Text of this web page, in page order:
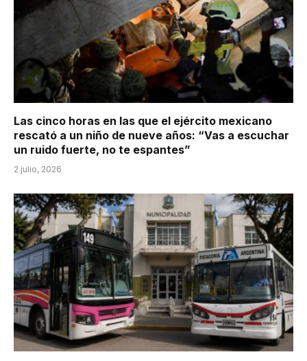
Las cinco horas en las que el ejército mexicano
rescató a un niño de nueve años: “Vas a escuchar
un ruido fuerte, no te espantes”
2 julio, 2026